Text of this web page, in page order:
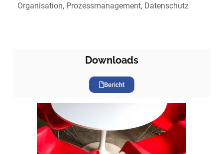
Organisation, Prozessmanagement, Datenschutz
Downloads
Bericht